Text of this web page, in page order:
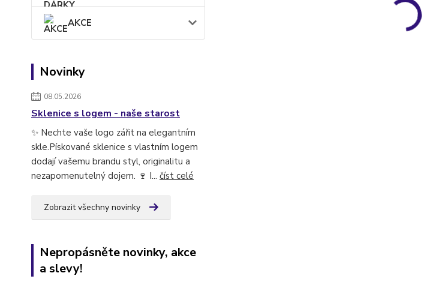
AKCE
Novinky
08.05.2026
Sklenice s logem - naše starost
✨ Nechte vaše logo zářit na elegantním
skle.Pískované sklenice s vlastním logem
dodají vašemu brandu styl, originalitu a
nezapomenutelný dojem. 🍷 I... číst celé
Zobrazit všechny novinky
Nepropásněte novinky, akce
a slevy!